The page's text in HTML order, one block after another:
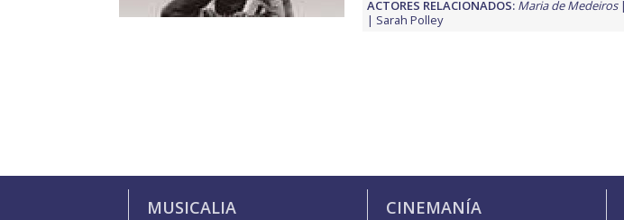
ACTORES RELACIONADOS: Maria de Medeiros
Sarah Polley
MUSICALIA CINEMANÍA